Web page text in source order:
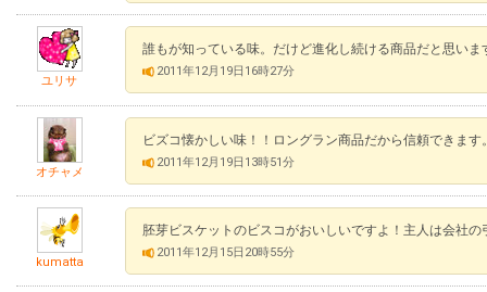
ユリサ
誰もが知っている味。だけど進化し続ける商品だと思いま
2011年12月19日16時27分
オチャメ
ビズコ懐かしい味！！ロングラン商品だから信頼できます
2011年12月19日13時51分
kumatta
胚芽ビスケットのビスコがおいしいですよ！主人は会社
2011年12月15日20時55分